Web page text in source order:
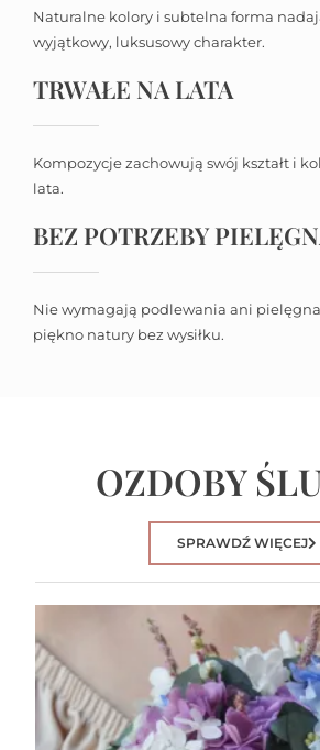
Naturalne kolory i subtelna forma
wyjątkowy, luksusowy charakter.
TRWAŁE NA LATA
Kompozycje zachowują swój kształt i
lata.
BEZ POTRZEBY
Nie wymagają podlewania ani
piękno natury bez wysiłku.
OZDOBY
SPRAWDŹ WIĘCEJ